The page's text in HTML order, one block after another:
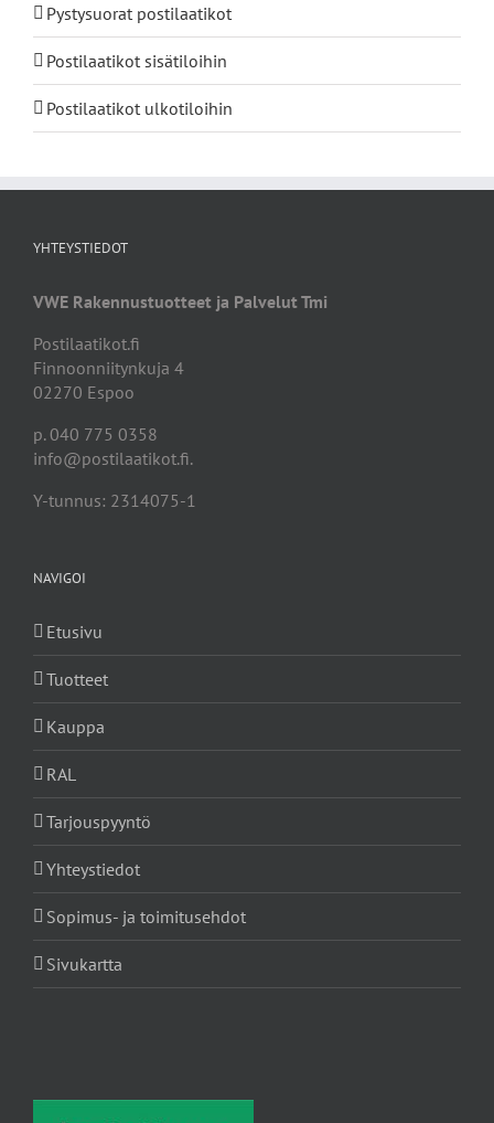
Pystysuorat postilaatikot
Postilaatikot sisätiloihin
Postilaatikot ulkotiloihin
YHTEYSTIEDOT
VWE Rakennustuotteet ja Palvelut Tmi
Postilaatikot.fi
Finnoonniitynkuja 4
02270 Espoo
p. 040 775 0358
info@postilaatikot.fi.
Y-tunnus: 2314075-1
NAVIGOI
Etusivu
Tuotteet
Kauppa
RAL
Tarjouspyyntö
Yhteystiedot
Sopimus- ja toimitusehdot
Sivukartta